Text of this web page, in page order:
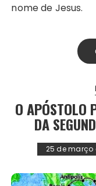
nome de Jesus.
O APÓSTOLO
DA
25 de março